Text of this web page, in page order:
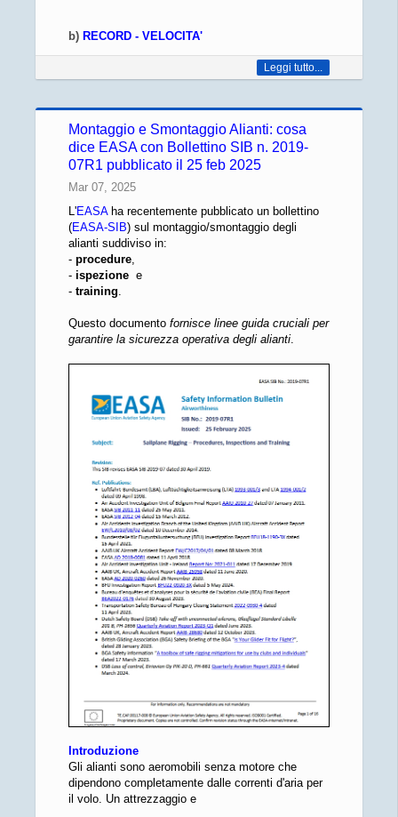
b) RECORD - VELOCITA'
Leggi tutto...
Montaggio e Smontaggio Alianti: cosa
dice EASA con Bollettino SIB n. 2019-
07R1 pubblicato il 25 feb 2025
Mar 07, 2025
L'EASAha recentemente pubblicato un bollettino
(EASA-SIB) sul montaggio/smontaggio degli
alianti suddiviso in:
- procedure,
- ispezione e
- training.
Questo documento fornisce linee guida cruciali per
garantire la sicurezza operativa degli alianti.
Introduzione
Gli alianti sono aeromobili senza motore che
dipendono completamente dalle correnti d'aria per
il volo. Un attrezzaggio e